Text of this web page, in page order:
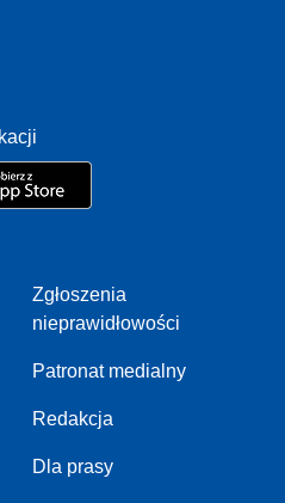
Zgłoszenia
nieprawidłowości
Patronat medialny
Redakcja
Dla prasy